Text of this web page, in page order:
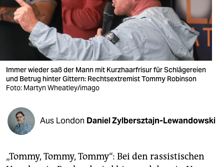
wahrheit
verlag
veranstaltungen
shop
fragen & hilfe
unterstützen
Immer wieder saß der Mann mit Kurzhaarfrisur für Schlägereien
und Betrug hinter Gittern: Rechtsextremist Tommy Robinson
Foto: Martyn Wheatley/imago
Aus London Daniel Zylbersztajn-Lewandowski
„Tommy, Tommy, Tommy“: Bei den rassistischen